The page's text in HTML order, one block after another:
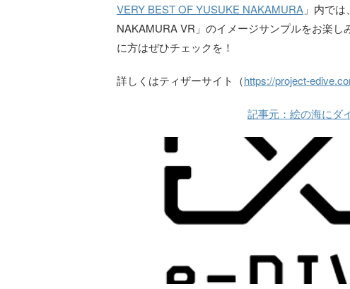
VERY BEST OF YUSUKE NAKAMURA 」内で
NAKAMURA VR」のイメージサンプルをお楽
に方はぜひチェックを！
詳しくはティザーサイト（https://project-
記事元：絵の海にダ